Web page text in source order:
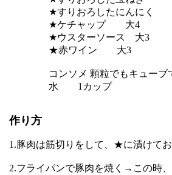
作り方
1.豚肉は筋切りをして、★に漬けて
2.フライパンで豚肉を焼く→この時
★すりおろしたにんにく
★ケチャップ 大4
★ウスターソース 大3
★赤ワイン 大3
コンソメ 顆粒でもキューブ
水 1カップ